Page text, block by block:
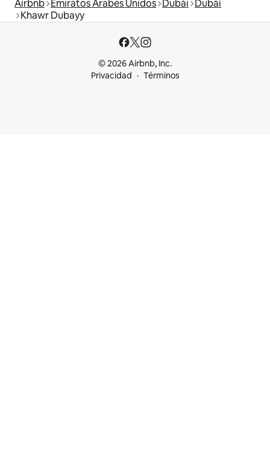
Airbnb Emiratos Árabes Unidos Dubái
Dubái
Khawr Dubayy
© 2026 Airbnb, Inc.
Privacidad
Términos